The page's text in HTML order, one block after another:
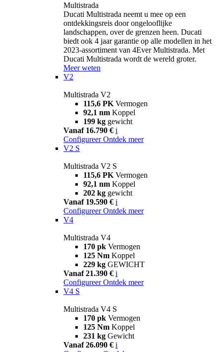
Multistrada
Ducati Multistrada neemt u mee op een
ontdekkingsreis door ongelooflijke
landschappen, over de grenzen heen. Ducati
biedt ook 4 jaar garantie op alle modellen in het
2023-assortiment van 4Ever Multistrada. Met
Ducati Multistrada wordt de wereld groter.
Meer weten
V2
Multistrada V2
115,6 PK Vermogen
92,1 nm Koppel
199 kg gewicht
Vanaf 16.790 € i
Configureer Ontdek meer
V2 S
Multistrada V2 S
115,6 PK Vermogen
92,1 nm Koppel
202 kg gewicht
Vanaf 19.590 € i
Configureer Ontdek meer
V4
Multistrada V4
170 pk Vermogen
125 Nm Koppel
229 kg GEWICHT
Vanaf 21.390 € i
Configureer Ontdek meer
V4 S
Multistrada V4 S
170 pk Vermogen
125 Nm Koppel
231 kg Gewicht
Vanaf 26.090 € i